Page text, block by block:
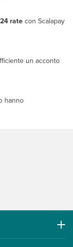
ratecon Scalapay
un acconto
hanno